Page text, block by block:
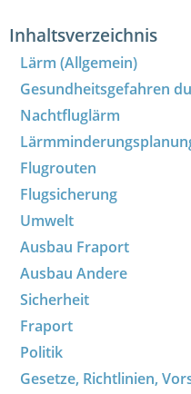
Inhaltsverzeichnis
Lärm (Allgemein)
Gesundheitsgefahren
Nachtfluglärm
Flugrouten
Flugsicherung
Umwelt
Ausbau Fraport
Ausbau Andere
Sicherheit
Fraport
Politik
Gesetze, Richtlinien,